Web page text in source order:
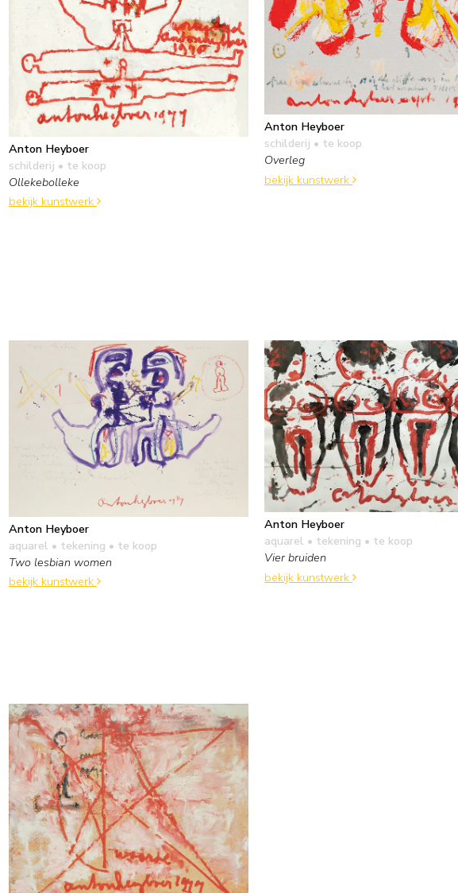
Anton Heyboer
schilderij • te koop
Ollekebolleke
bekijk kunstwerk
Anton Heyboer
schilderij • te koop
Overleg
bekijk kunstwerk
Anton Heyboer
aquarel • tekening • te koop
Two lesbian women
bekijk kunstwerk
Anton Heyboer
aquarel • tekening • te koop
Vier bruiden
bekijk kunstwerk